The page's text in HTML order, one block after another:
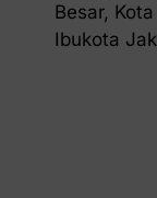
Besar,
Ibukota